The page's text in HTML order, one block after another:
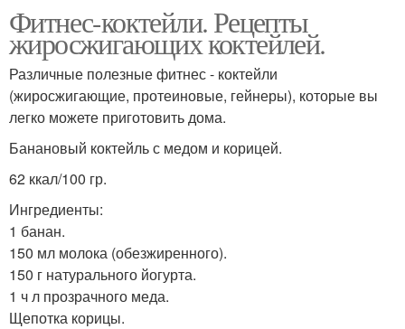
Фитнес-коктейли. Рецепты
жиросжигающих коктейлей.
Различные полезные фитнес - коктейли
(жиросжигающие, протеиновые, гейнеры), которые вы
легко можете приготовить дома.
Банановый коктейль с медом и корицей.
62 ккал/100 гр.
Ингредиенты:
1 банан.
150 мл молока (обезжиренного).
150 г натурального йогурта.
1 ч л прозрачного меда.
Щепотка корицы.